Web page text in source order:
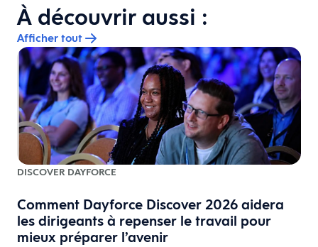
À découvrir aussi :
Afficher tout
DISCOVER DAYFORCE
Comment Dayforce Discover 2026 aidera
les dirigeants à repenser le travail pour
mieux préparer l’avenir